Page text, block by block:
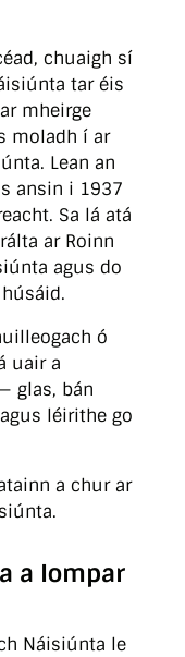
chuaigh sí
tar éis
mheirge
moladh í ar
Lean an
ansin i 1937
Sa lá atá
ar Roinn
agus do
ó
uair a
glas, bán
léirithe go
a chur ar
a Iompar
Náisiúnta le